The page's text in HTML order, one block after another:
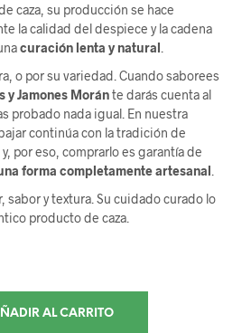
caza, su producción se hace
la calidad del despiece y la cadena
curación lenta y natural .
o por su variedad. Cuando saborees
y Jamones Moránte darás cuenta al
probado nada igual. En nuestra
continúa con la tradición de
por eso, comprarlo es garantía de
forma completamente artesanal .
sabor y textura. Su cuidado curado lo
producto de caza.
AL CARRITO